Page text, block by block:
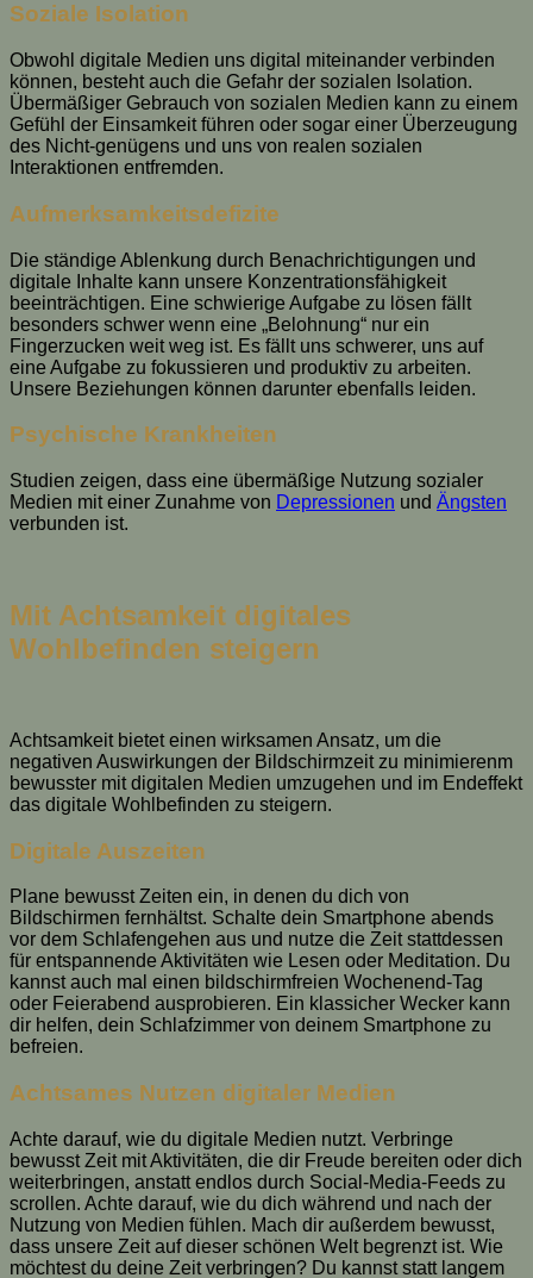
Soziale Isolation
Obwohl digitale Medien uns digital miteinander verbinden
können, besteht auch die Gefahr der sozialen Isolation.
Übermäßiger Gebrauch von sozialen Medien kann zu einem
Gefühl der Einsamkeit führen oder sogar einer Überzeugung
des Nicht-genügens und uns von realen sozialen
Interaktionen entfremden.
Aufmerksamkeitsdefizite
Die ständige Ablenkung durch Benachrichtigungen und
digitale Inhalte kann unsere Konzentrationsfähigkeit
beeinträchtigen. Eine schwierige Aufgabe zu lösen fällt
besonders schwer wenn eine „Belohnung“ nur ein
Fingerzucken weit weg ist. Es fällt uns schwerer, uns auf
eine Aufgabe zu fokussieren und produktiv zu arbeiten.
Unsere Beziehungen können darunter ebenfalls leiden.
Psychische Krankheiten
Studien zeigen, dass eine übermäßige Nutzung sozialer
Medien mit einer Zunahme von Depressionen und Ängsten
verbunden ist.
Mit Achtsamkeit digitales
Wohlbefinden steigern
Achtsamkeit bietet einen wirksamen Ansatz, um die
negativen Auswirkungen der Bildschirmzeit zu minimierenm
bewusster mit digitalen Medien umzugehen und im Endeffekt
das digitale Wohlbefinden zu steigern.
Digitale Auszeiten
Plane bewusst Zeiten ein, in denen du dich von
Bildschirmen fernhältst. Schalte dein Smartphone abends
vor dem Schlafengehen aus und nutze die Zeit stattdessen
für entspannende Aktivitäten wie Lesen oder Meditation. Du
kannst auch mal einen bildschirmfreien Wochenend-Tag
oder Feierabend ausprobieren. Ein klassicher Wecker kann
dir helfen, dein Schlafzimmer von deinem Smartphone zu
befreien.
Achtsames Nutzen digitaler Medien
Achte darauf, wie du digitale Medien nutzt. Verbringe
bewusst Zeit mit Aktivitäten, die dir Freude bereiten oder dich
weiterbringen, anstatt endlos durch Social-Media-Feeds zu
scrollen. Achte darauf, wie du dich während und nach der
Nutzung von Medien fühlen. Mach dir außerdem bewusst,
dass unsere Zeit auf dieser schönen Welt begrenzt ist. Wie
möchtest du deine Zeit verbringen? Du kannst statt langem